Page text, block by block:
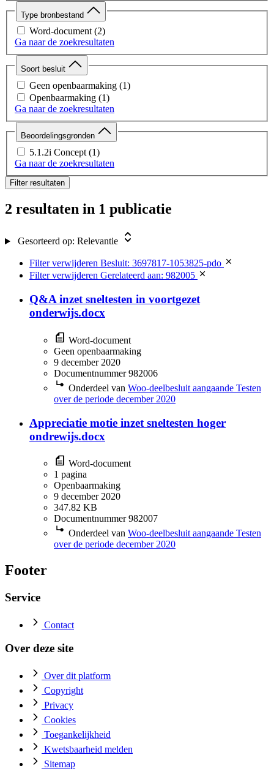
Type bronbestand
Word-document (2)
Ga naar de zoekresultaten
Soort besluit
Geen openbaarmaking (1)
Openbaarmaking (1)
Ga naar de zoekresultaten
Beoordelingsgronden
5.1.2i Concept (1)
Ga naar de zoekresultaten
Filter resultaten
2 resultaten in 1 publicatie
Gesorteerd op: Relevantie
Filter verwijderen Besluit: 3697817-1053825-pdo
Filter verwijderen Gerelateerd aan: 982005
Q&A inzet sneltesten in voortgezet
onderwijs.docx
Word-document
Geen openbaarmaking
9 december 2020
Documentnummer 982006
Onderdeel van Woo-deelbesluit aangaande Testen
over de periode december 2020
Appreciatie motie inzet sneltesten hoger
ondrewijs.docx
Word-document
1 pagina
Openbaarmaking
9 december 2020
347.82 KB
Documentnummer 982007
Onderdeel van Woo-deelbesluit aangaande Testen
over de periode december 2020
Footer
Service
Contact
Over deze site
Over dit platform
Copyright
Privacy
Cookies
Toegankelijkheid
Kwetsbaarheid melden
Sitemap